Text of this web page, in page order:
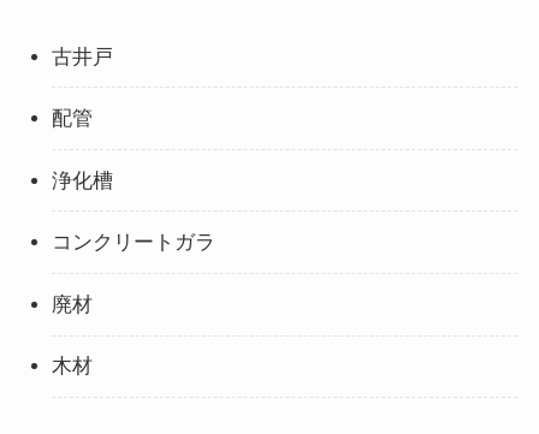
古井戸
配管
浄化槽
コンクリートガラ
廃材
木材